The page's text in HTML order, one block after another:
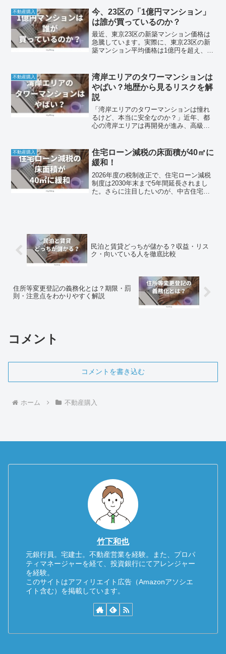
人も少なくありません。しかし、家を買
うこと自体が悪いわけでは...
不動産購入
今、23区の「1億円マンション」
は誰が買っているのか？
最近、東京23区の新築マンション価格は
急騰しています。実際に、東京23区の新
築マンション平均価格は1億円を超え、過
円以上が珍しくない状況になっていま
す。すると、多くの...
不動産購入
湾岸エリアのタワーマンションは
やばい？地歴から見るリスクを解
説
「湾岸エリアのタワーマンションは憧れ
るけど、本当に安全なのか？」近年、都
心の湾岸エリアは再開発が進み、高級タ
の観点から見ると注意すべき点も多いの
が現実です。この記事では...
不動産購入
住宅ローン減税の床面積が40㎡に
緩和！
2026年度の税制改正で、住宅ローン減税
制度は2030年末まで5年間延長されまし
た。さらに注目したいのが、中古住宅の
民泊と賃貸どっちが儲かる？収益・リス
ク・向いている人を徹底比較
住所等変更登記の義務化とは？期限・罰
則・注意点をわかりやすく解説
コメント
コメントを書き込む
ホーム 不動産購入
竹下和也
元銀行員。宅建士。不動産営業を経験。また、プロパ
ティマネージャーを経て、投資銀行にてアレンジャー
を経験。
このサイトはアフィリエイト広告（Amazonアソシエ
イト含む）を掲載しています。